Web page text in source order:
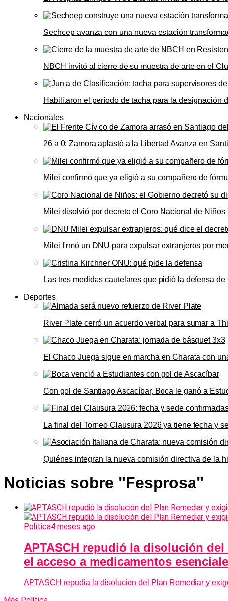
Secheep avanza con una nueva estación
NBCH invitó al cierre de su muestra de arte en el
Habilitaron el período de tacha para la designación
Nacionales
26 a 0: Zamora aplastó a la Libertad Avanza en
Milei confirmó que ya eligió a su compañero de
Milei disolvió por decreto el Coro Nacional de Niños
Milei firmó un DNU para expulsar extranjeros por
Las tres medidas cautelares que pidió la defensa
Deportes
River Plate cerró un acuerdo verbal para sumar a
El Chaco Juega sigue en marcha en Charata con
Con gol de Santiago Ascacíbar, Boca le ganó a
La final del Torneo Clausura 2026 ya tiene fecha y
Quiénes integran la nueva comisión directiva de la
Noticias sobre "Fesprosa"
Política4 meses ago
APTASCH repudió la disolución
el acceso a medicamentos
APTASCH repudia la disolución del Plan Remediar y